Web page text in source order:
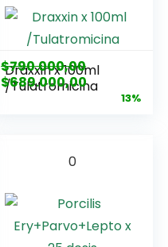
Draxxin x 100ml
/Tulatromicina
$790.000,00
$689.000,00
13%
0